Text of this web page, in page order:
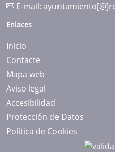
E-mail:
Enlaces
Inicio
Contacte
Mapa web
Aviso legal
Accesibilidad
Protección de Datos
Política de Cookies